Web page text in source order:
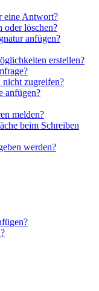
eine Antwort?
oder löschen?
anfügen?
erstellen?
nicht zugreifen?
anfügen?
melden?
beim Schreiben
werden?